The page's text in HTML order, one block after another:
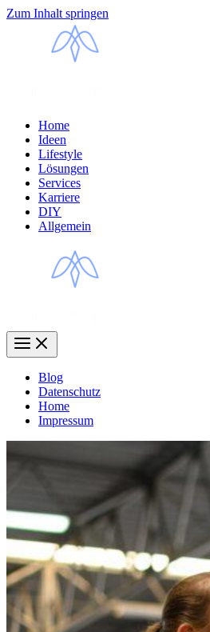
Zum Inhalt springen
Home
Ideen
Lifestyle
Lösungen
Services
Karriere
DIY
Allgemein
Blog
Datenschutz
Home
Impressum